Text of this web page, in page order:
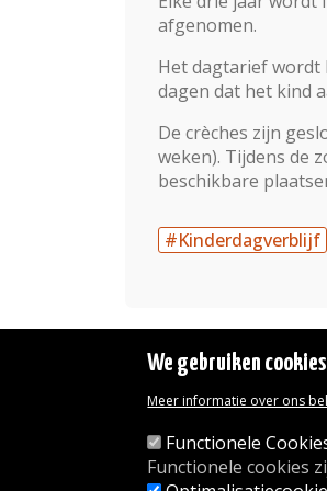
afgenomen.
Het dagtarief wordt
dagen dat het kind
De crèches zijn
weken). Tijdens de
beschikbare
#Kinderdagverblijf
Wettelijke
Transparantie
Toegang tot het
We gebruiken
Meer informatie over ons
Functionele
Functionele cookies